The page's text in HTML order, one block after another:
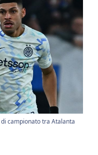
campionato tra Atalanta